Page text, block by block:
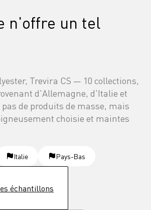
n'offre un tel
Trevira CS — 10 collections,
d'Allemagne, d'Italie et
de produits de masse, mais
choisie et maintes
Italie Pays-Bas
échantillons